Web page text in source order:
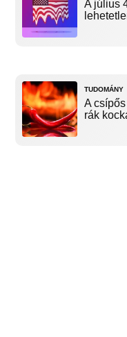
A július
TUDOMÁNY
A
rák